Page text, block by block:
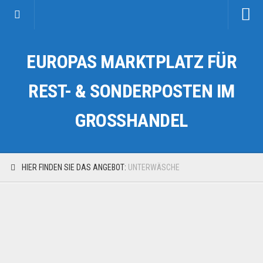
Kategorien
Auto & Motorrad
Fahrzeuge & Transport
EUROPAS MARKTPLATZ FÜR
REST- & SONDERPOSTEN IM
GROSSHANDEL
HIER FINDEN SIE DAS ANGEBOT: UNTERWÄSCHE